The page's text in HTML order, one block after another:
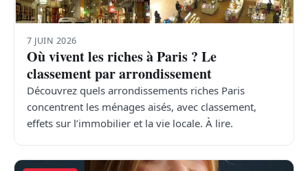
7 JUIN 2026
Où vivent les riches à Paris ? Le
classement par arrondissement
Découvrez quels arrondissements riches Paris
concentrent les ménages aisés, avec classement,
effets sur l’immobilier et la vie locale. À lire.